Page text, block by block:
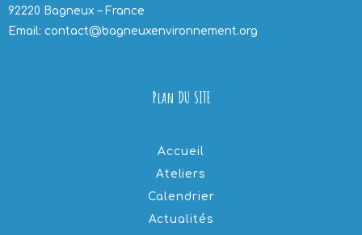
92220 Bagneux – France
Email: contact@bagneuxenvironnement.org
Plan DU SITE
Accueil
Ateliers
Calendrier
Actualités